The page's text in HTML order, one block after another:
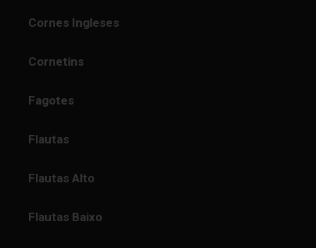
Cornes Ingleses
Cornetins
Fagotes
Flautas
Flautas Alto
Flautas Baixo